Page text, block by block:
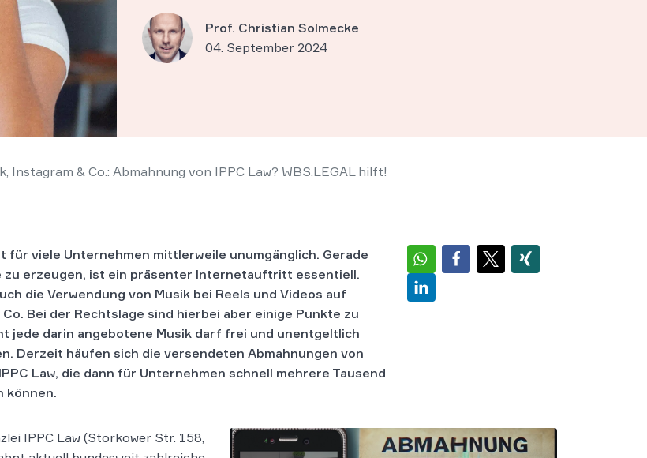
Prof. Christian Solmecke
04. September 2024
Instagram & Co.: Abmahnung von IPPC Law? WBS.LEGAL hilft!
für viele Unternehmen mittlerweile unumgänglich. Gerade
zu erzeugen, ist ein präsenter Internetauftritt essentiell.
die Verwendung von Musik bei Reels und Videos auf
Bei der Rechtslage sind hierbei aber einige Punkte zu
jede darin angebotene Musik darf frei und unentgeltlich
Derzeit häufen sich die versendeten Abmahnungen von
Law, die dann für Unternehmen schnell mehrere Tausend
können.
IPPC Law (Storkower Str. 158,